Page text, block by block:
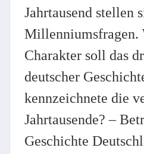
Jahrtausend stellen
Millenniumsfragen.
Charakter soll das
deutscher
kennzeichnete die
Jahrtausende? –
Geschichte